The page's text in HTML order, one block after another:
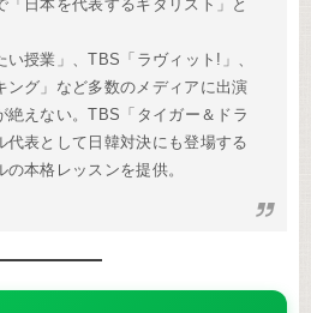
日本を代表するギタリスト」と
い授業」、TBS「ラヴィット!」、
ング」など多数のメディアに出演
絶えない。TBS「タイガー＆ドラ
代表として日韓対決にも登場する
本格レッスンを提供。